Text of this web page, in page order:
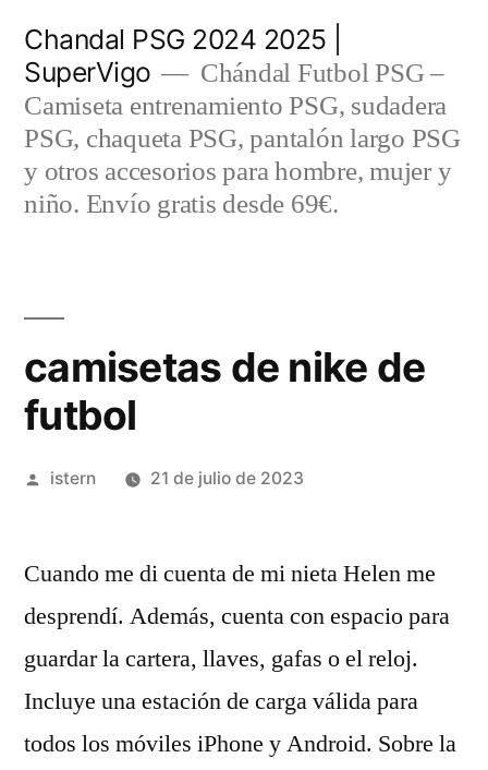
contenido
Chandal PSG 2024 2025 |
SuperVigo
Chándal Futbol PSG –
Camiseta entrenamiento PSG, sudadera
PSG, chaqueta PSG, pantalón largo PSG
y otros accesorios para hombre, mujer y
niño. Envío gratis desde 69€.
camisetas de nike de
futbol
Publicado
istern 21 de julio de 2023
Cuando me di cuenta de mi nieta Helen me
desprendí. Además, cuenta con espacio para
guardar la cartera, llaves, gafas o el reloj.
Incluye una estación de carga válida para
todos los móviles iPhone y Android. Sobre la